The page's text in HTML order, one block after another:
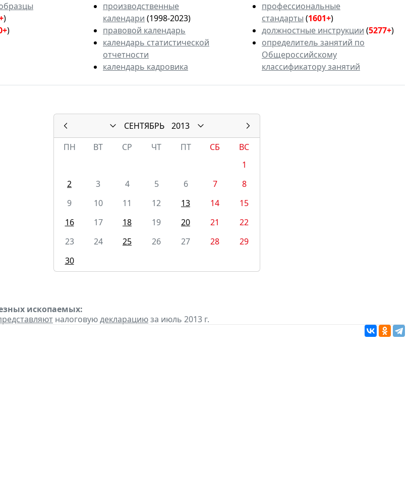
)
)
производственные
календари (1998-2023)
правовой календарь
календарь статистической
отчетности
календарь кадровика
профессиональные
стандарты (1601+)
должностные инструкции (5277+)
определитель занятий по
Общероссийскому
классификатору занятий
СЕНТЯБРЬ
2013
ПН
ВТ СР ЧТ ПТ СБ
ВС
1
2
3 4 5 6 7
8
9
10 11 12 13 14
15
16
17 18 19 20 21
22
23
24 25 26 27 28
29
30
ископаемых:
налоговуюдекларациюза июль 2013 г.